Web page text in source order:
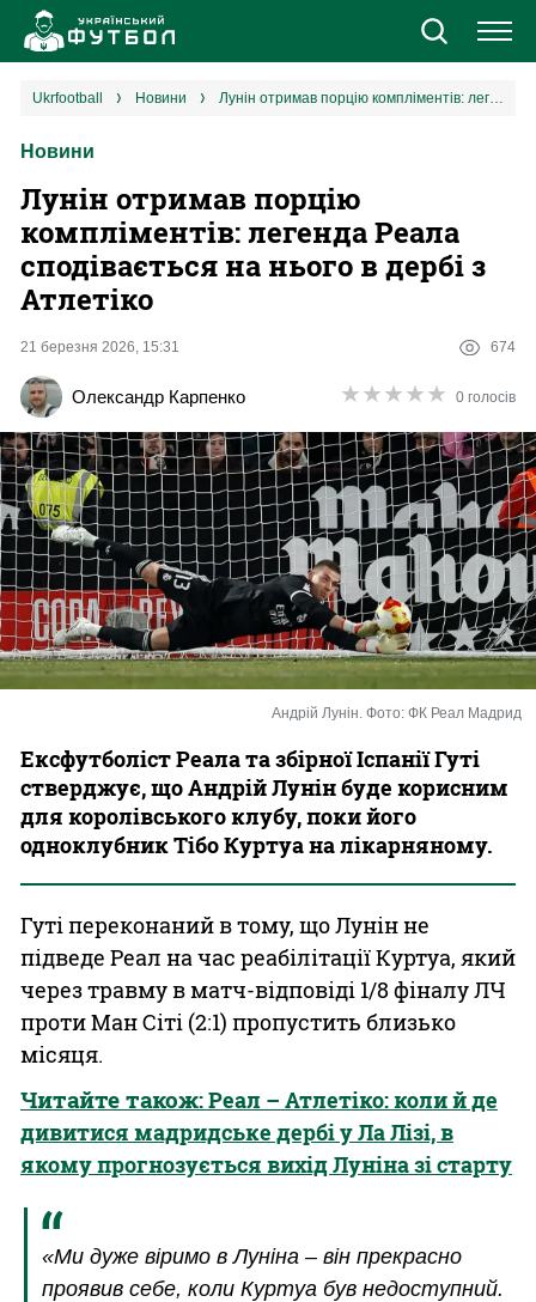
Новини
Єврокубки
УПЛ
2 ліга
Різне
Букмекери
Казино
ukrfootball новини Лунін отримав порцію компліментів: легенда Реала сподівається на нього в дербі з Атлетіко
Новини
Лунін отримав порцію
компліментів: легенда Реала
сподівається на нього в дербі з
Атлетіко
21 березня 2026, 15:31 674
Олександр Карпенко ★★★★★
★★★★★ 0 голосів
Андрій Лунін. Фото: ФК Реал Мадрид
Ексфутболіст Реала та збірної Іспанії Гуті
стверджує, що Андрій Лунін буде корисним
для королівського клубу, поки його
одноклубник Тібо Куртуа на лікарняному.
Гуті переконаний в тому, що Лунін не
підведе Реал на час реабілітації Куртуа, який
через травму в матч-відповіді 1/8 фіналу ЛЧ
проти Ман Сіті (2:1) пропустить близько
місяця.
Читайте також: Реал – Атлетіко: коли й де
дивитися мадридське дербі у Ла Лізі, в
якому прогнозується вихід Луніна зі старту
«Ми дуже віримо в Луніна – він прекрасно
проявив себе, коли Куртуа був недоступний.